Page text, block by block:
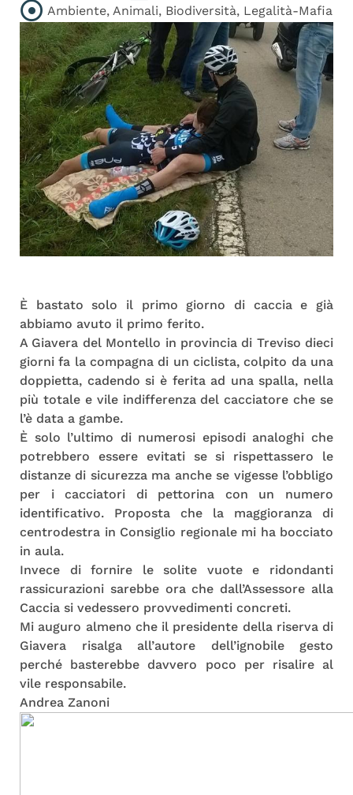
Ambiente, Animali, Biodiversità, Legalità-Mafia
È bastato solo il primo giorno di caccia e già
abbiamo avuto il primo ferito.
A Giavera del Montello in provincia di Treviso dieci
giorni fa la compagna di un ciclista, colpito da una
doppietta, cadendo si è ferita ad una spalla, nella
più totale e vile indifferenza del cacciatore che se
l’è data a gambe.
È solo l’ultimo di numerosi episodi analoghi che
potrebbero essere evitati se si rispettassero le
distanze di sicurezza ma anche se vigesse l’obbligo
per i cacciatori di pettorina con un numero
identificativo. Proposta che la maggioranza di
centrodestra in Consiglio regionale mi ha bocciato
in aula.
Invece di fornire le solite vuote e ridondanti
rassicurazioni sarebbe ora che dall’Assessore alla
Caccia si vedessero provvedimenti concreti.
Mi auguro almeno che il presidente della riserva di
Giavera risalga all’autore dell’ignobile gesto
perché basterebbe davvero poco per risalire al
vile responsabile.
Andrea Zanoni